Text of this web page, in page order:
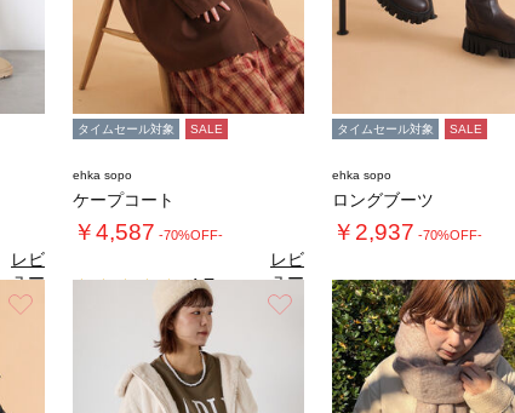
レビ
ュー
を見
る
タイムセール対象 SALE
ehka sopo
ケープコート
￥4,587 -70%OFF-
4.7（3）
レビ
ュー
を見
る
タイムセール対象 SALE
ehka sopo
ロングブーツ
￥2,937 -70%OFF-
お気に入り